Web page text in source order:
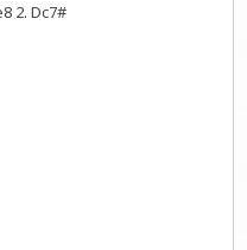
2. Dc7#